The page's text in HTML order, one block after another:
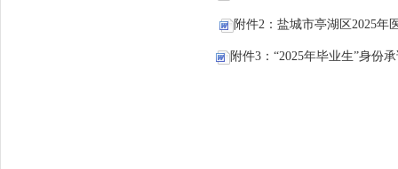
附件2：盐城市亭湖区2025年
附件3：“2025年毕业生”身份